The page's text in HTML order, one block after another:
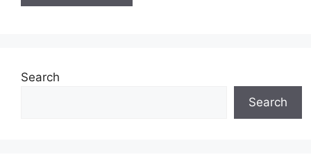
Search
Search